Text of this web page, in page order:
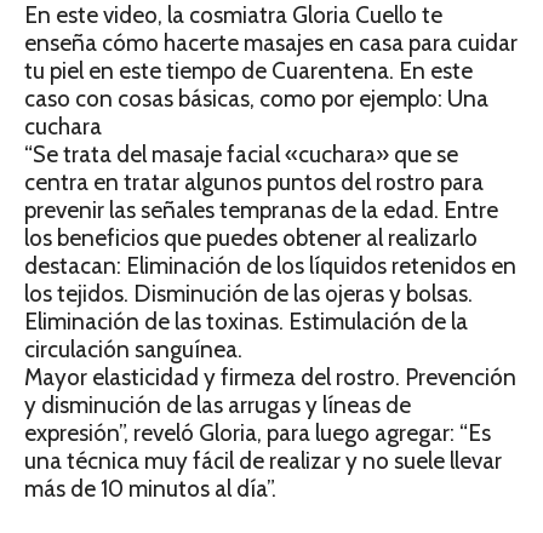
En este video, la cosmiatra Gloria Cuello te
enseña cómo hacerte masajes en casa para cuidar
tu piel en este tiempo de Cuarentena. En este
caso con cosas básicas, como por ejemplo: Una
cuchara
“Se trata del masaje facial «cuchara» que se
centra en tratar algunos puntos del rostro para
prevenir las señales tempranas de la edad. Entre
los beneficios que puedes obtener al realizarlo
destacan: Eliminación de los líquidos retenidos en
los tejidos. Disminución de las ojeras y bolsas.
Eliminación de las toxinas. Estimulación de la
circulación sanguínea.
Mayor elasticidad y firmeza del rostro. Prevención
y disminución de las arrugas y líneas de
expresión”, reveló Gloria, para luego agregar: “Es
una técnica muy fácil de realizar y no suele llevar
más de 10 minutos al día”.